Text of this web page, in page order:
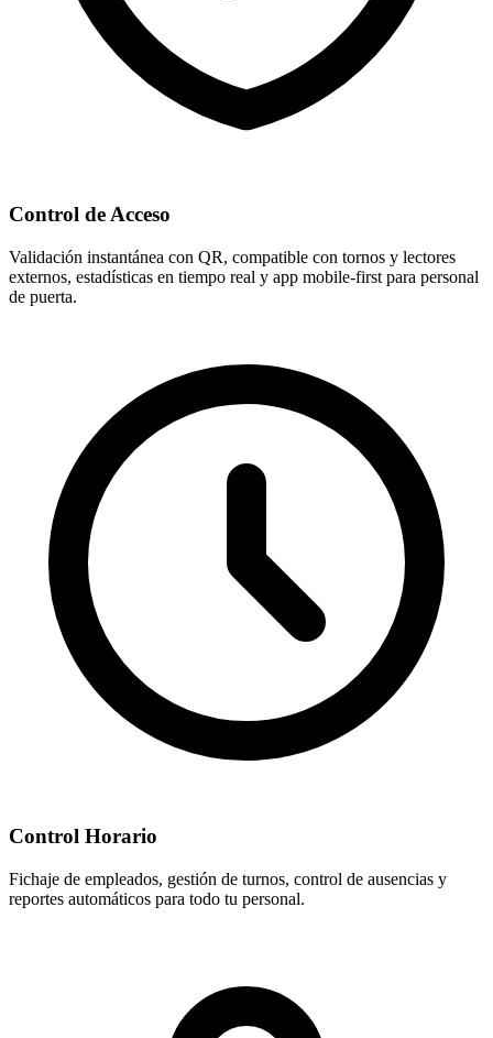
Control de Acceso
Validación instantánea con QR, compatible con tornos y lectores
externos, estadísticas en tiempo real y app mobile-first para personal
de puerta.
Control Horario
Fichaje de empleados, gestión de turnos, control de ausencias y
reportes automáticos para todo tu personal.